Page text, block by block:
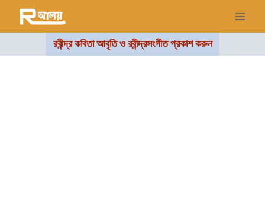
রবীন্দ্র কবিতা আবৃতি ও রবীন্দ্রসংগীত প্রকাশ করুন